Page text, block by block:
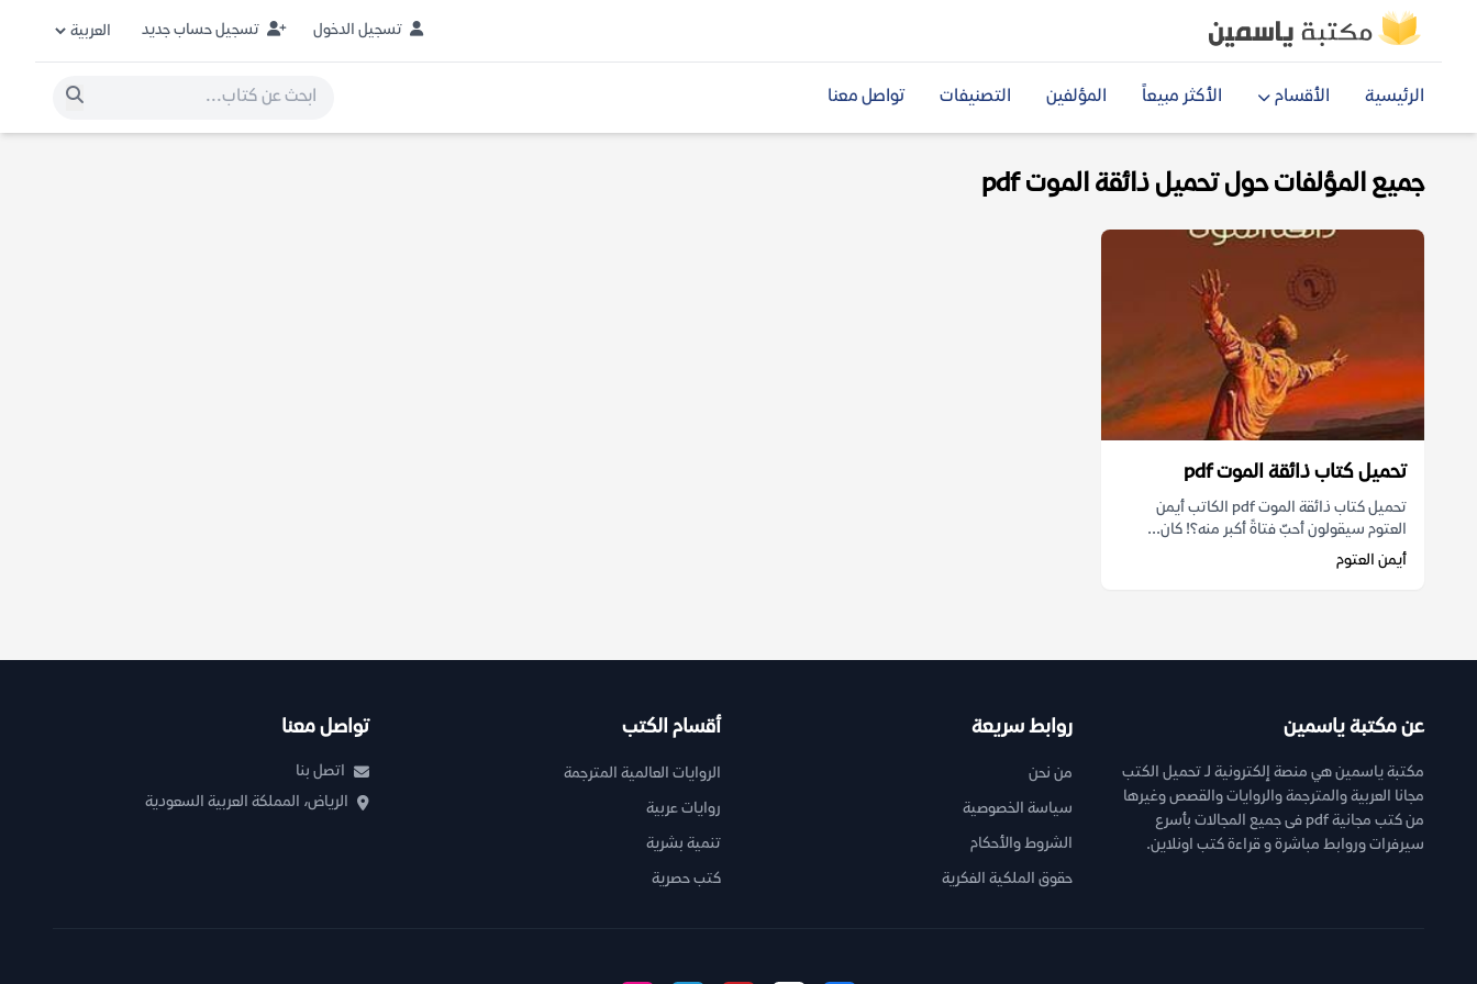
تسجيل الدخول تسجيل حساب جديد
الرئيسية الأقسام الأكثر مبيعاً المؤلفين التصنيفات تواصل معنا
جميع المؤلفات حول تحميل ذائقة الموت pdf
تحميل كتاب ذائقة الموت pdf
تحميل كتاب ذائقة الموت pdf الكاتب أيمن
العتوم سيقولون أحبّ فتاةً أكبر منه؟! كان...
أيمن العتوم
عن مكتبة ياسمين
مكتبة ياسمين هي منصة إلكترونية لـ تحميل الكتب
مجانا العربية والمترجمة والروايات والقصص وغيرها
من كتب مجانية pdf فى جميع المجالات بأسرع
سيرفرات وروابط مباشرة و قراءة كتب اونلاين.
روابط سريعة
من نحن
سياسة الخصوصية
الشروط والأحكام
حقوق الملكية الفكرية
أقسام الكتب
الروايات العالمية المترجمة
روايات عربية
تنمية بشرية
كتب حصرية
تواصل معنا
اتصل بنا
الرياض، المملكة العربية السعودية